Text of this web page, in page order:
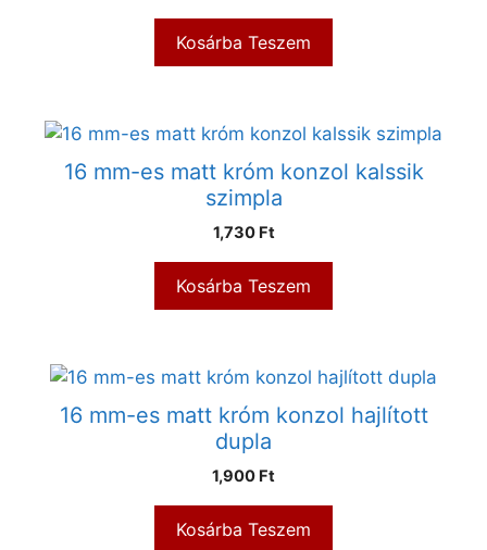
Kosárba Teszem
16 mm-es matt króm konzol kalssik
szimpla
1,730 Ft
Kosárba Teszem
16 mm-es matt króm konzol hajlított
dupla
1,900 Ft
Kosárba Teszem